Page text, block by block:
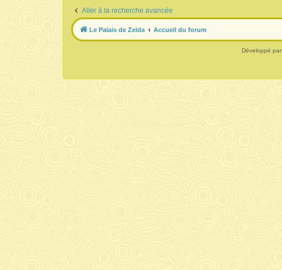
Aller à la recherche avancée
Le Palais de Zelda Accueil du forum
Développé par